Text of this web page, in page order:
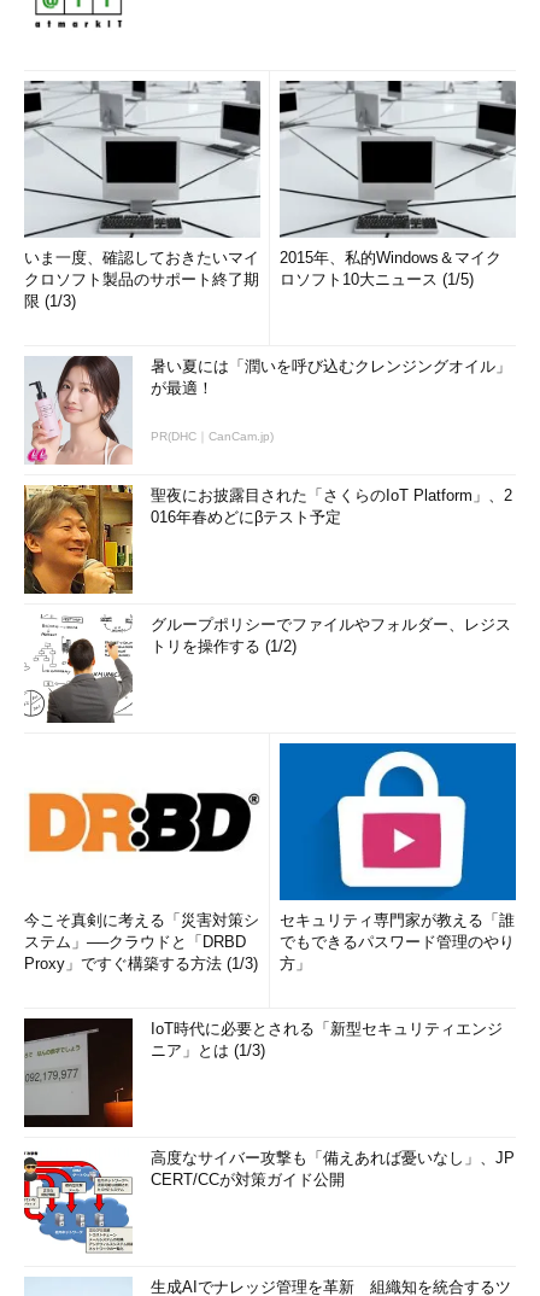
いま一度、確認しておきたいマイ
クロソフト製品のサポート終了期
限 (1/3)
2015年、私的Windows＆マイク
ロソフト10大ニュース (1/5)
暑い夏には「潤いを呼び込むクレンジングオイル」
が最適！
PR(DHC｜CanCam.jp)
聖夜にお披露目された「さくらのIoT Platform」、2
016年春めどにβテスト予定
グループポリシーでファイルやフォルダー、レジス
トリを操作する (1/2)
今こそ真剣に考える「災害対策シ
ステム」──クラウドと「DRBD
Proxy」ですぐ構築する方法 (1/3)
セキュリティ専門家が教える「誰
でもできるパスワード管理のやり
方」
IoT時代に必要とされる「新型セキュリティエンジ
ニア」とは (1/3)
高度なサイバー攻撃も「備えあれば憂いなし」、JP
CERT/CCが対策ガイド公開
生成AIでナレッジ管理を革新 組織知を統合するツ